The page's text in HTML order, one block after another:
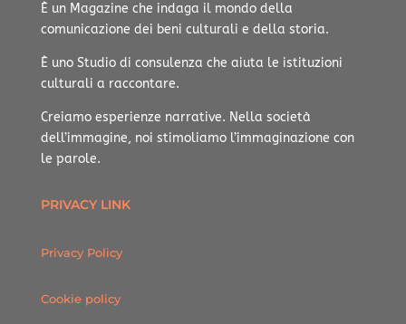
È un Magazine che indaga il mondo della
comunicazione dei beni culturali e della storia.
È uno Studio di consulenza che aiuta le istituzioni
culturali a raccontare.
Creiamo esperienze narrative. Nella società
dell’immagine, noi stimoliamo l’immaginazione con
le parole.
PRIVACY LINK
Privacy Policy
Cookie policy